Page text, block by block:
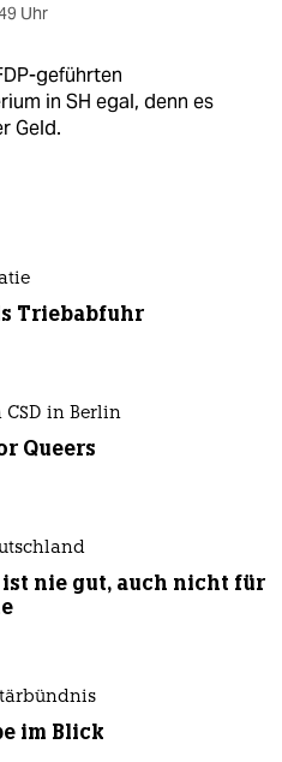
Uhr
geführten
in SH egal, denn es
Geld.
Triebabfuhr
in Berlin
Queers
nie gut, auch nicht für
im Blick